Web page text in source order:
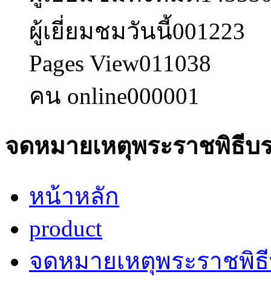
ผู้เยี่ยมชมวันนี้001223
Pages View011038
คน online000001
จดหมายเหตุพระราชพิธีบ
หน้าหลัก
product
จดหมายเหตุพระราชพิ